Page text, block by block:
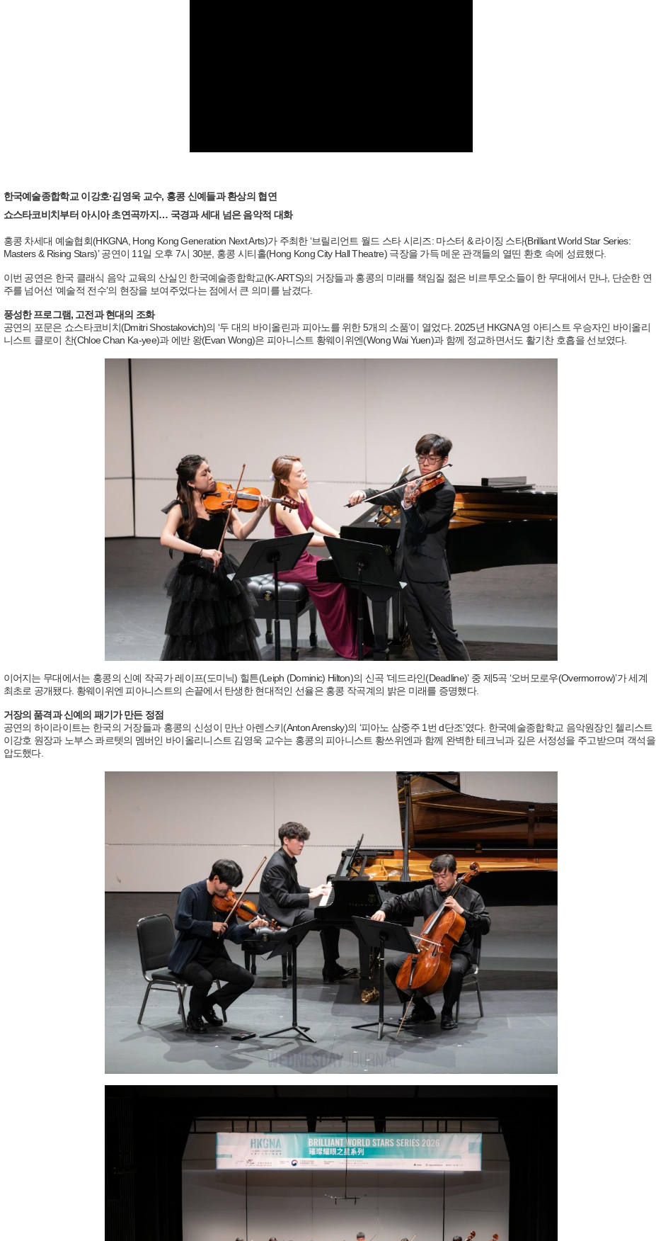
한국예술종합학교 이강호·김영욱 교수, 홍콩 신예들과 환상의 협연
쇼스타코비치부터 아시아 초연곡까지… 국경과 세대 넘은 음악적 대화
홍콩 차세대 예술협회(HKGNA, Hong Kong Generation Next Arts)가 주최한 ‘브릴리언트 월드 스타 시리즈: 마스터 & 라이징 스타(Brilliant World Star Series:
Masters & Rising Stars)’ 공연이 11일 오후 7시 30분, 홍콩 시티홀(Hong Kong City Hall Theatre) 극장을 가득 메운 관객들의 열띤 환호 속에 성료했다.
이번 공연은 한국 클래식 음악 교육의 산실인 한국예술종합학교(K-ARTS)의 거장들과 홍콩의 미래를 책임질 젊은 비르투오소들이 한 무대에서 만나, 단순한 연
주를 넘어선 ‘예술적 전수’의 현장을 보여주었다는 점에서 큰 의미를 남겼다.
풍성한 프로그램, 고전과 현대의 조화
공연의 포문은 쇼스타코비치(Dmitri Shostakovich)의 ‘두 대의 바이올린과 피아노를 위한 5개의 소품’이 열었다. 2025년 HKGNA 영 아티스트 우승자인 바이올리
니스트 클로이 찬(Chloe Chan Ka-yee)과 에반 왕(Evan Wong)은 피아니스트 황웨이위엔(Wong Wai Yuen)과 함께 정교하면서도 활기찬 호흡을 선보였다.
이어지는 무대에서는 홍콩의 신예 작곡가 레이프(도미닉) 힐튼(Leiph (Dominic) Hilton)의 신곡 ‘데드라인(Deadline)’ 중 제5곡 ‘오버모로우(Overmorrow)’가 세계
최초로 공개됐다. 황웨이위엔 피아니스트의 손끝에서 탄생한 현대적인 선율은 홍콩 작곡계의 밝은 미래를 증명했다.
거장의 품격과 신예의 패기가 만든 정점
공연의 하이라이트는 한국의 거장들과 홍콩의 신성이 만난 아렌스키(Anton Arensky)의 ‘피아노 삼중주 1번 d단조’였다. 한국예술종합학교 음악원장인 첼리스트
이강호 원장과 노부스 콰르텟의 멤버인 바이올리니스트 김영욱 교수는 홍콩의 피아니스트 황쓰위엔과 함께 완벽한 테크닉과 깊은 서정성을 주고받으며 객석을
압도했다.